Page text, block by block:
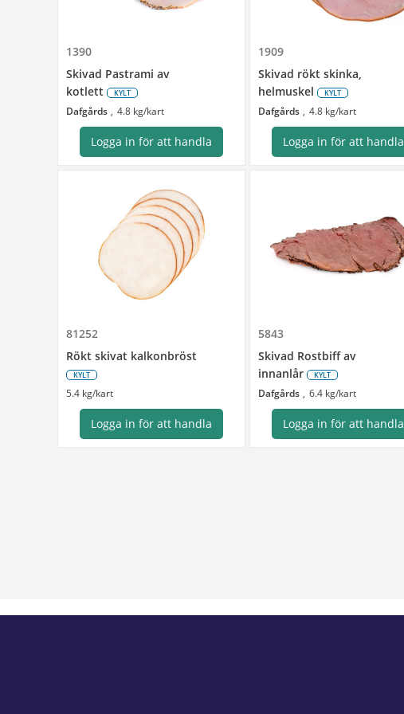
1390
Skivad Pastrami av
kotlett
KYLT
Dafgårds 4.8 kg/kart
Logga in för att handla
1909
Skivad rökt skinka,
helmuskel
KYLT
Dafgårds 4.8 kg/kart
Logga in för att handla
81252
Rökt skivat kalkonbröst
KYLT
5.4 kg/kart
Logga in för att handla
5843
Skivad Rostbiff av
innanlår
KYLT
Dafgårds 6.4 kg/kart
Logga in för att handla